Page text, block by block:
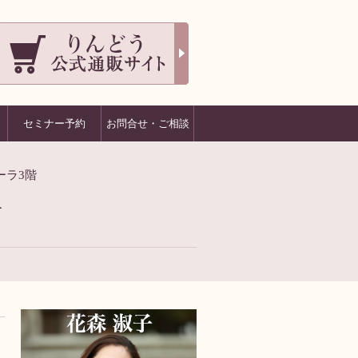
セミナー予約 お問合せ・ご相談
ラ3階